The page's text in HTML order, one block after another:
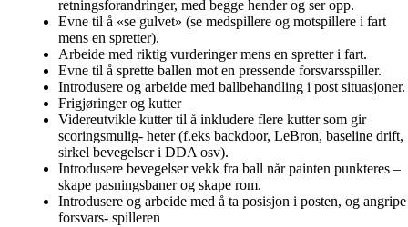
retningsforandringer, med begge hender og ser opp.
Evne til å «se gulvet» (se medspillere og motspillere i fart
mens en spretter).
Arbeide med riktig vurderinger mens en spretter i fart.
Evne til å sprette ballen mot en pressende forsvarsspiller.
Introdusere og arbeide med ballbehandling i post situasjoner.
Frigjøringer og kutter
Videreutvikle kutter til å inkludere flere kutter som gir
scoringsmulig- heter (f.eks backdoor, LeBron, baseline drift,
sirkel bevegelser i DDA osv).
Introdusere bevegelser vekk fra ball når painten punkteres –
skape pasningsbaner og skape rom.
Introdusere og arbeide med å ta posisjon i posten, og angripe
forsvars- spilleren